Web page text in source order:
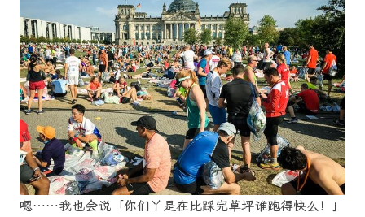
嗯……我也会说「你们丫是在比踩完草坪谁跑得快么！」